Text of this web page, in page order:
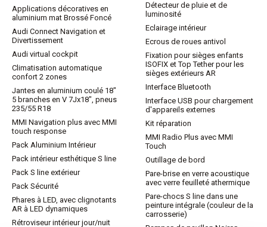
Applications décoratives en
aluminium mat Brossé Foncé
Audi Connect Navigation et
Divertissement
Audi virtual cockpit
Climatisation automatique
confort 2 zones
Jantes en aluminium coulé 18"
5 branches en V 7Jx18", pneus
235/55 R18
MMI Navigation plus avec MMI
touch response
Pack Aluminium Intérieur
Pack intérieur esthétique S line
Pack S line extérieur
Pack Sécurité
Phares à LED, avec clignotants
AR à LED dynamiques
Rétroviseur intérieur jour/nuit
Détecteur de pluie et de
luminosité
Eclairage intérieur
Ecrous de roues antivol
Fixation pour sièges enfants
ISOFIX et Top Tether pour les
sièges extérieurs AR
Interface Bluetooth
Interface USB pour chargement
d'appareils externes
Kit réparation
MMI Radio Plus avec MMI
Touch
Outillage de bord
Pare-brise en verre acoustique
avec verre feuilleté athermique
Pare-chocs S line dans une
peinture intégrale (couleur de la
carrosserie)